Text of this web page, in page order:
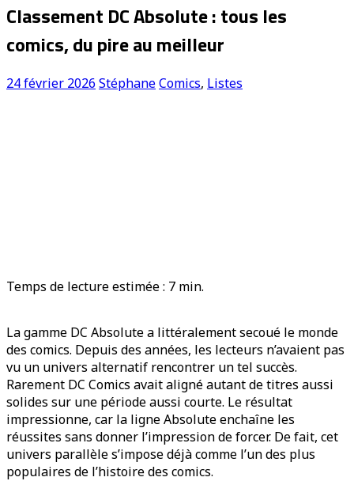
Classement DC Absolute : tous les
comics, du pire au meilleur
24 février 2026 StéphaneComics, Listes
Temps de lecture estimée : 7 min.
La gamme DC Absolute a littéralement secoué le monde
des comics. Depuis des années, les lecteurs n’avaient pas
vu un univers alternatif rencontrer un tel succès.
Rarement DC Comics avait aligné autant de titres aussi
solides sur une période aussi courte. Le résultat
impressionne, car la ligne Absolute enchaîne les
réussites sans donner l’impression de forcer. De fait, cet
univers parallèle s’impose déjà comme l’un des plus
populaires de l’histoire des comics.